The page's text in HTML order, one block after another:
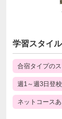
学習スタイル
合宿タイプの
週1～週3日登校
ネットコースあ